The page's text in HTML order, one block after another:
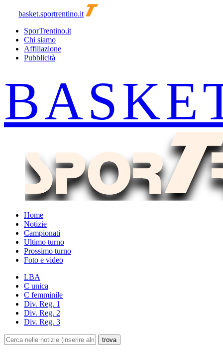
basket.sportrentino.it
SporTrentino.it
Chi siamo
Affiliazione
Pubblicità
Home
Notizie
Campionati
Ultimo turno
Prossimo turno
Foto e video
LBA
C unica
C femminile
Div. Reg. 1
Div. Reg. 2
Div. Reg. 3